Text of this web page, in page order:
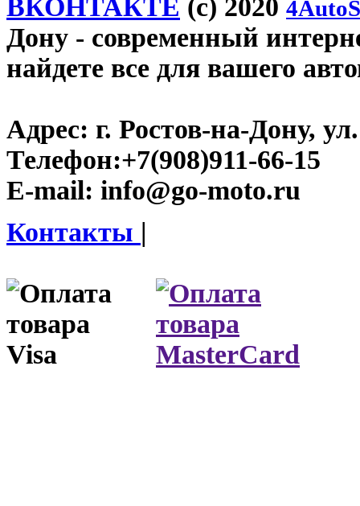
ВКОНТАКТЕ (c) 2020
Дону - современный
найдете все для вашего
Адрес: г. Ростов-на-Дону,
Телефон:+7(908)911-66-15
E-mail: info@go-moto.ru
Контакты |